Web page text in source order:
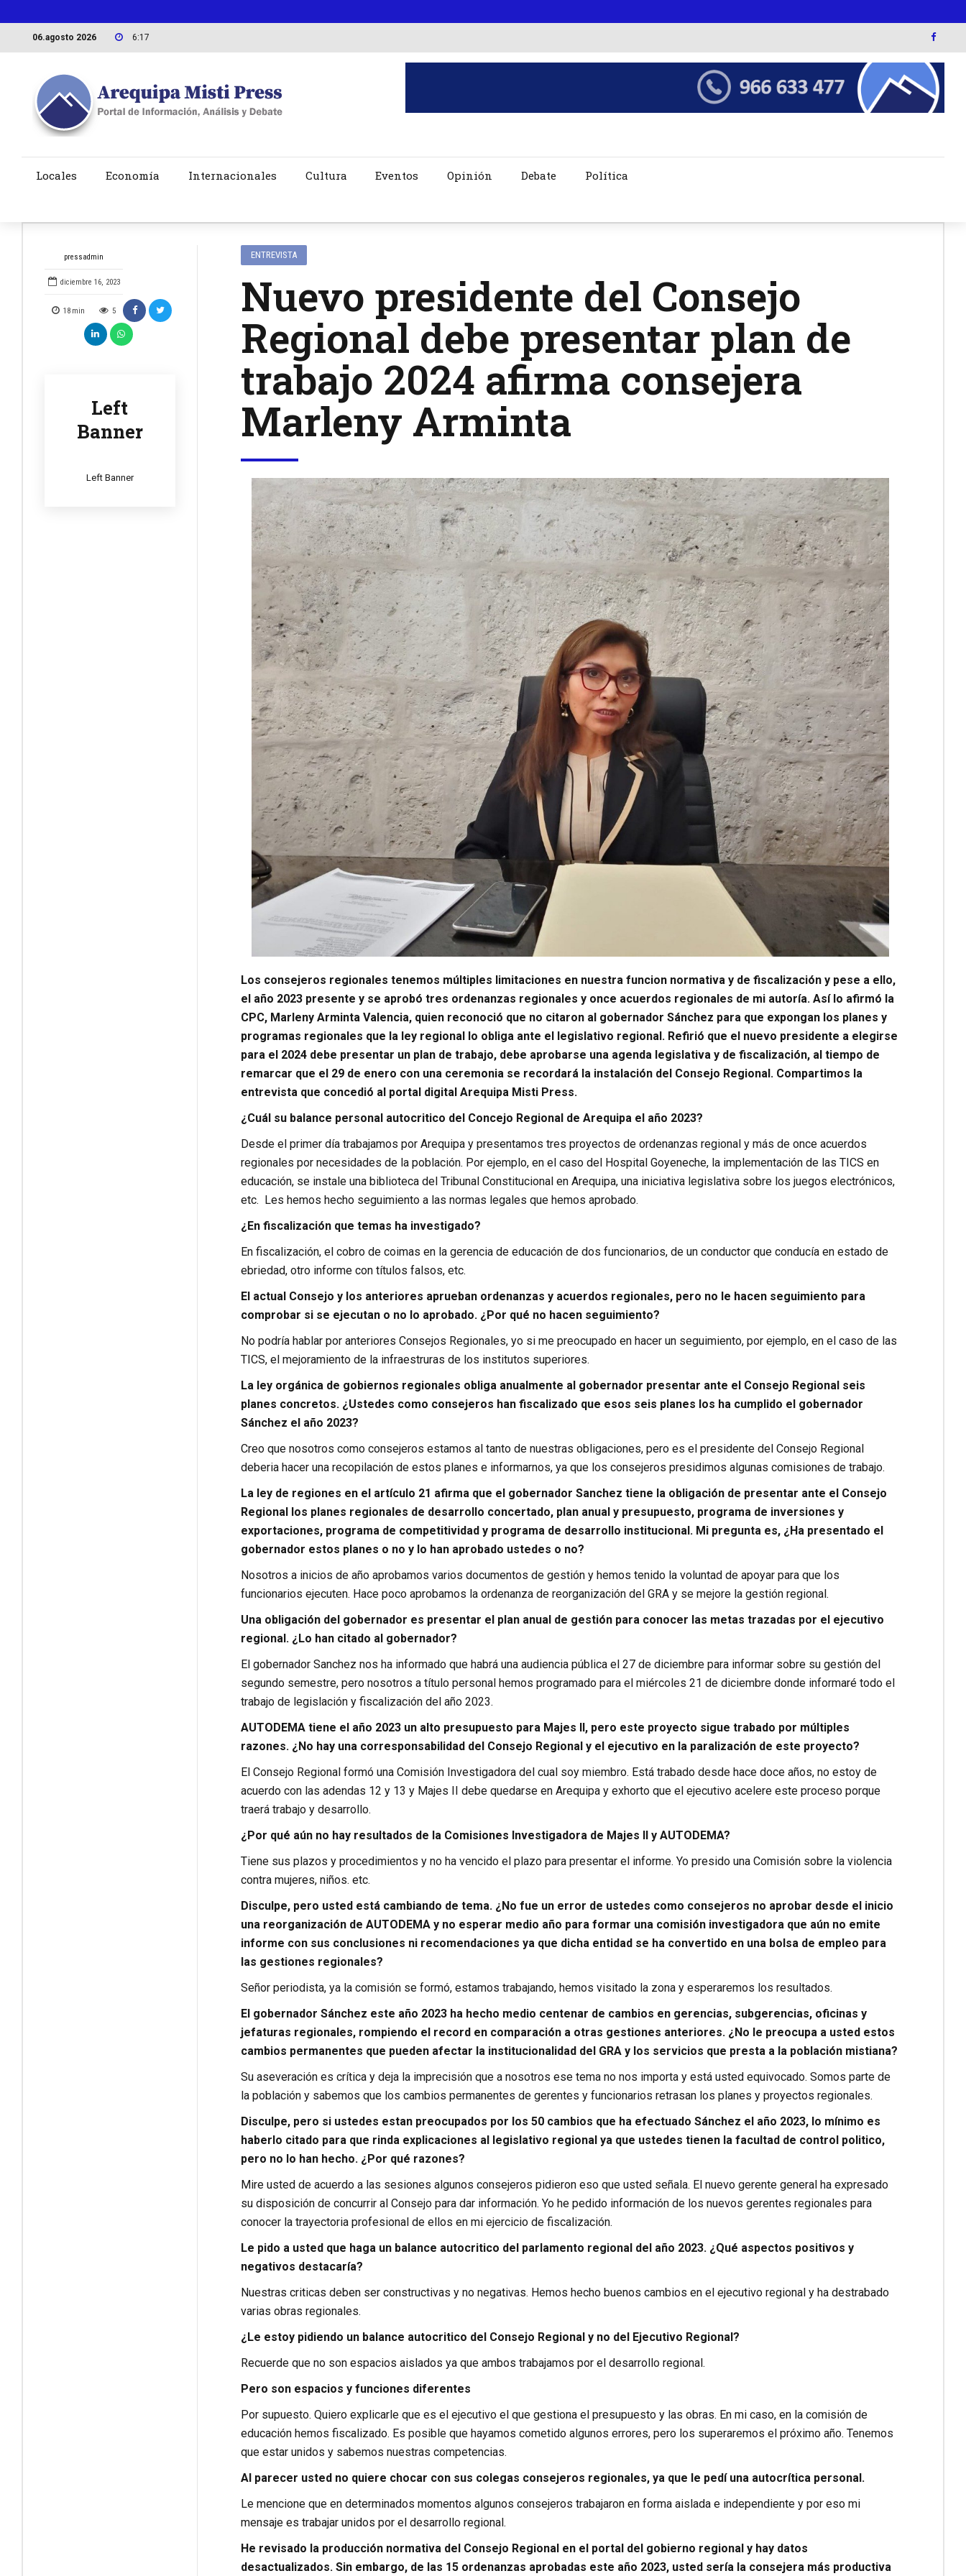
06.agosto 2026 6:17
Locales Economía Internacionales Cultura Eventos Opinión Debate Política
pressadmin
diciembre 16, 2023
18 min 5
Left
Banner
Left Banner
ENTREVISTA
Nuevo presidente del Consejo
Regional debe presentar plan de
trabajo 2024 afirma consejera
Marleny Arminta
Los consejeros regionales tenemos múltiples limitaciones en nuestra funcion normativa y de fiscalización y pese a ello,
el año 2023 presente y se aprobó tres ordenanzas regionales y once acuerdos regionales de mi autoría. Así lo afirmó la
CPC, Marleny Arminta Valencia, quien reconoció que no citaron al gobernador Sánchez para que expongan los planes y
programas regionales que la ley regional lo obliga ante el legislativo regional. Refirió que el nuevo presidente a elegirse
para el 2024 debe presentar un plan de trabajo, debe aprobarse una agenda legislativa y de fiscalización, al tiempo de
remarcar que el 29 de enero con una ceremonia se recordará la instalación del Consejo Regional. Compartimos la
entrevista que concedió al portal digital Arequipa Misti Press.
¿Cuál su balance personal autocritico del Concejo Regional de Arequipa el año 2023?
Desde el primer día trabajamos por Arequipa y presentamos tres proyectos de ordenanzas regional y más de once acuerdos
regionales por necesidades de la población. Por ejemplo, en el caso del Hospital Goyeneche, la implementación de las TICS en
educación, se instale una biblioteca del Tribunal Constitucional en Arequipa, una iniciativa legislativa sobre los juegos electrónicos,
etc. Les hemos hecho seguimiento a las normas legales que hemos aprobado.
¿En fiscalización que temas ha investigado?
En fiscalización, el cobro de coimas en la gerencia de educación de dos funcionarios, de un conductor que conducía en estado de
ebriedad, otro informe con títulos falsos, etc.
El actual Consejo y los anteriores aprueban ordenanzas y acuerdos regionales, pero no le hacen seguimiento para
comprobar si se ejecutan o no lo aprobado. ¿Por qué no hacen seguimiento?
No podría hablar por anteriores Consejos Regionales, yo si me preocupado en hacer un seguimiento, por ejemplo, en el caso de las
TICS, el mejoramiento de la infraestruras de los institutos superiores.
La ley orgánica de gobiernos regionales obliga anualmente al gobernador presentar ante el Consejo Regional seis
planes concretos. ¿Ustedes como consejeros han fiscalizado que esos seis planes los ha cumplido el gobernador
Sánchez el año 2023?
Creo que nosotros como consejeros estamos al tanto de nuestras obligaciones, pero es el presidente del Consejo Regional
deberia hacer una recopilación de estos planes e informarnos, ya que los consejeros presidimos algunas comisiones de trabajo.
La ley de regiones en el artículo 21 afirma que el gobernador Sanchez tiene la obligación de presentar ante el Consejo
Regional los planes regionales de desarrollo concertado, plan anual y presupuesto, programa de inversiones y
exportaciones, programa de competitividad y programa de desarrollo institucional. Mi pregunta es, ¿Ha presentado el
gobernador estos planes o no y lo han aprobado ustedes o no?
Nosotros a inicios de año aprobamos varios documentos de gestión y hemos tenido la voluntad de apoyar para que los
funcionarios ejecuten. Hace poco aprobamos la ordenanza de reorganización del GRA y se mejore la gestión regional.
Una obligación del gobernador es presentar el plan anual de gestión para conocer las metas trazadas por el ejecutivo
regional. ¿Lo han citado al gobernador?
El gobernador Sanchez nos ha informado que habrá una audiencia pública el 27 de diciembre para informar sobre su gestión del
segundo semestre, pero nosotros a título personal hemos programado para el miércoles 21 de diciembre donde informaré todo el
trabajo de legislación y fiscalización del año 2023.
AUTODEMA tiene el año 2023 un alto presupuesto para Majes II, pero este proyecto sigue trabado por múltiples
razones. ¿No hay una corresponsabilidad del Consejo Regional y el ejecutivo en la paralización de este proyecto?
El Consejo Regional formó una Comisión Investigadora del cual soy miembro. Está trabado desde hace doce años, no estoy de
acuerdo con las adendas 12 y 13 y Majes II debe quedarse en Arequipa y exhorto que el ejecutivo acelere este proceso porque
traerá trabajo y desarrollo.
¿Por qué aún no hay resultados de la Comisiones Investigadora de Majes II y AUTODEMA?
Tiene sus plazos y procedimientos y no ha vencido el plazo para presentar el informe. Yo presido una Comisión sobre la violencia
contra mujeres, niños. etc.
Disculpe, pero usted está cambiando de tema. ¿No fue un error de ustedes como consejeros no aprobar desde el inicio
una reorganización de AUTODEMA y no esperar medio año para formar una comisión investigadora que aún no emite
informe con sus conclusiones ni recomendaciones ya que dicha entidad se ha convertido en una bolsa de empleo para
las gestiones regionales?
Señor periodista, ya la comisión se formó, estamos trabajando, hemos visitado la zona y esperaremos los resultados.
El gobernador Sánchez este año 2023 ha hecho medio centenar de cambios en gerencias, subgerencias, oficinas y
jefaturas regionales, rompiendo el record en comparación a otras gestiones anteriores. ¿No le preocupa a usted estos
cambios permanentes que pueden afectar la institucionalidad del GRA y los servicios que presta a la población mistiana?
Su aseveración es crítica y deja la imprecisión que a nosotros ese tema no nos importa y está usted equivocado. Somos parte de
la población y sabemos que los cambios permanentes de gerentes y funcionarios retrasan los planes y proyectos regionales.
Disculpe, pero si ustedes estan preocupados por los 50 cambios que ha efectuado Sánchez el año 2023, lo mínimo es
haberlo citado para que rinda explicaciones al legislativo regional ya que ustedes tienen la facultad de control politico,
pero no lo han hecho. ¿Por qué razones?
Mire usted de acuerdo a las sesiones algunos consejeros pidieron eso que usted señala. El nuevo gerente general ha expresado
su disposición de concurrir al Consejo para dar información. Yo he pedido información de los nuevos gerentes regionales para
conocer la trayectoria profesional de ellos en mi ejercicio de fiscalización.
Le pido a usted que haga un balance autocritico del parlamento regional del año 2023. ¿Qué aspectos positivos y
negativos destacaría?
Nuestras criticas deben ser constructivas y no negativas. Hemos hecho buenos cambios en el ejecutivo regional y ha destrabado
varias obras regionales.
¿Le estoy pidiendo un balance autocritico del Consejo Regional y no del Ejecutivo Regional?
Recuerde que no son espacios aislados ya que ambos trabajamos por el desarrollo regional.
Pero son espacios y funciones diferentes
Por supuesto. Quiero explicarle que es el ejecutivo el que gestiona el presupuesto y las obras. En mi caso, en la comisión de
educación hemos fiscalizado. Es posible que hayamos cometido algunos errores, pero los superaremos el próximo año. Tenemos
que estar unidos y sabemos nuestras competencias.
Al parecer usted no quiere chocar con sus colegas consejeros regionales, ya que le pedí una autocrítica personal.
Le mencione que en determinados momentos algunos consejeros trabajaron en forma aislada e independiente y por eso mi
mensaje es trabajar unidos por el desarrollo regional.
He revisado la producción normativa del Consejo Regional en el portal del gobierno regional y hay datos
desactualizados. Sin embargo, de las 15 ordenanzas aprobadas este año 2023, usted sería la consejera más productiva